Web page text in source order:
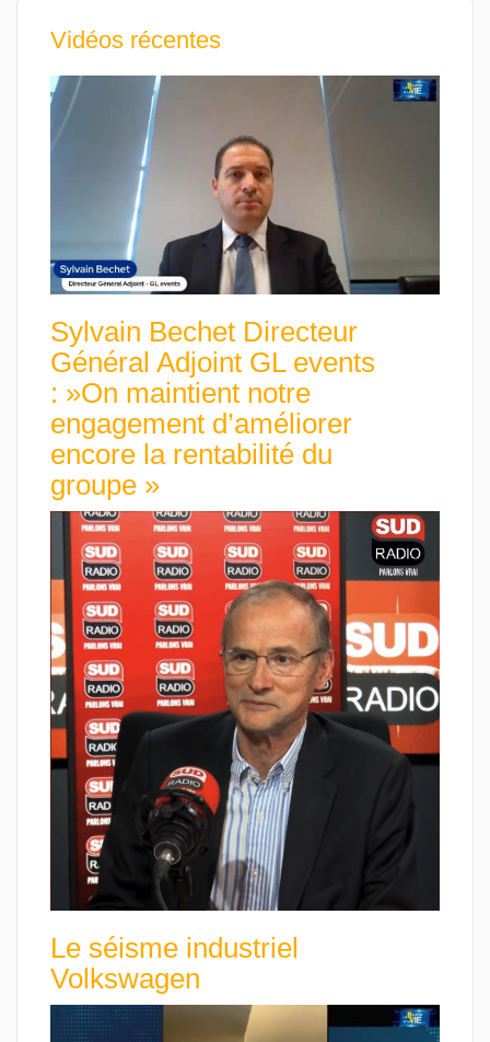
Vidéos récentes
Sylvain Bechet Directeur
Général Adjoint GL events
: »On maintient notre
engagement d’améliorer
encore la rentabilité du
groupe »
Le séisme industriel
Volkswagen